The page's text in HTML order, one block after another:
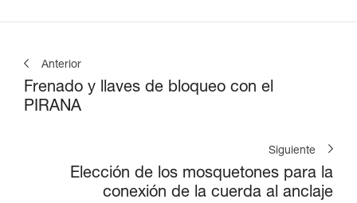
Anterior
Frenado y llaves de bloqueo con el
PIRANA
Siguiente
Elección de los mosquetones para la
conexión de la cuerda al anclaje